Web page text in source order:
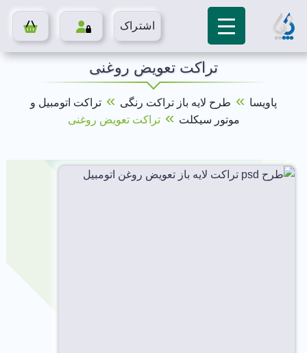
اشتراک
تراکت تعویض روغنی
پاویسا » طرح لایه باز تراکت رنگی » تراکت اتومبیل و
موتور سیکلت »تراکت تعویض روغنی